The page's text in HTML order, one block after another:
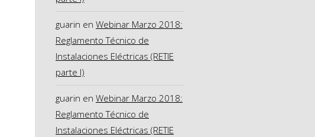
guarin en Webinar Marzo 2018:
Reglamento Técnico de
Instalaciones Eléctricas (RETIE
parte I)
guarin en Webinar Marzo 2018:
Reglamento Técnico de
Instalaciones Eléctricas (RETIE